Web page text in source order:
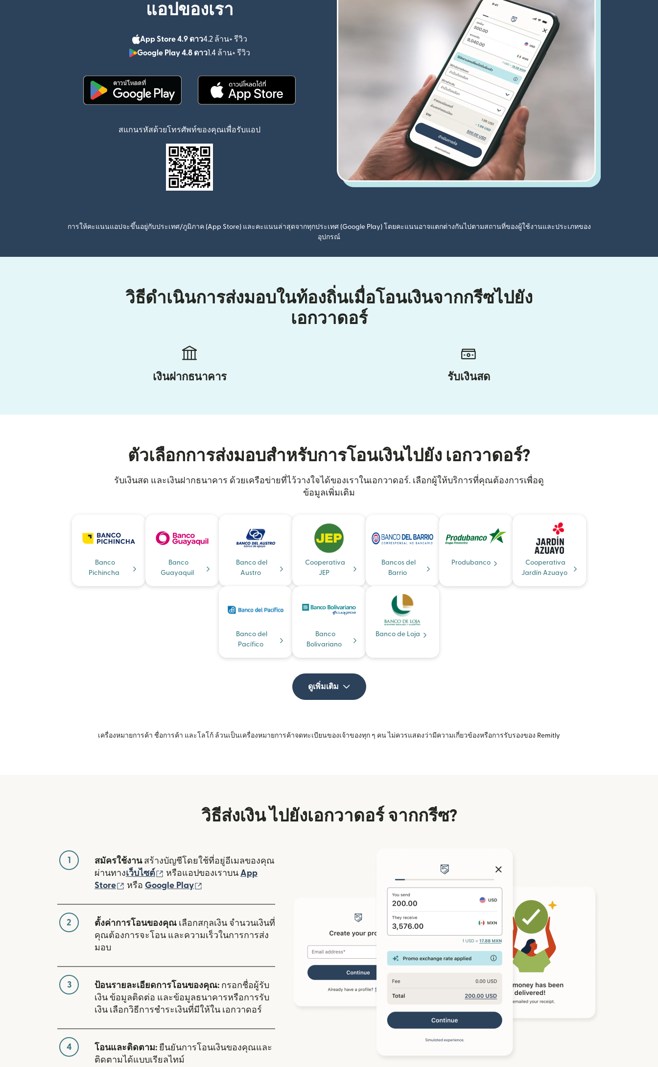
แอปของเรา
App Store 4.9 ดาว4.2 ล้าน+ รีวิว
(เปิดในหน้าต่างใหม่)
Google Play 4.8 ดาว1.4 ล้าน+ รีวิว
(เปิดในหน้าต่างใหม่)
สแกนรหัสด้วยโทรศัพท์ของคุณเพื่อรับแอป
การให้คะแนนแอปจะขึ้นอยู่กับประเทศ/ภูมิภาค (App Store) และคะแนนล่าสุดจากทุกประเทศ (Google Play) โดยคะแนนอาจแตกต่างกันไปตามสถานที่ของผู้ใช้งานและประเภทของ
อุปกรณ์
วิธีดำเนินการส่งมอบในท้องถิ่นเมื่อโอนเงินจากกรีซไปยัง
เอกวาดอร์
เงินฝากธนาคาร รับเงินสด
ตัวเลือกการส่งมอบสำหรับการโอนเงินไปยัง เอกวาดอร์?
รับเงินสด และเงินฝากธนาคาร ด้วยเครือข่ายที่ไว้วางใจได้ของเราในเอกวาดอร์. เลือกผู้ให้บริการที่คุณต้องการเพื่อดู
ข้อมูลเพิ่มเติม
Banco
Pichincha
Banco
Guayaquil
Banco del
Austro
Cooperativa
JEP
Bancos del
Barrio
Produbanco
Cooperativa
Jardín Azuayo
Banco del
Pacífico
Banco
Bolivariano
Banco de Loja
ดูเพิ่มเติม
เครื่องหมายการค้า ชื่อการค้า และโลโก้ ล้วนเป็นเครื่องหมายการค้าจดทะเบียนของเจ้าของทุก ๆ คน ไม่ควรแสดงว่ามีความเกี่ยวข้องหรือการรับรองของ Remitly
วิธีส่งเงิน ไปยังเอกวาดอร์ จากกรีซ?
1 สมัครใช้งานสร้างบัญชีโดยใช้ที่อยู่อีเมลของคุณ
ผ่านทางเว็บไซต์ (เปิดในหน้าต่างใหม่)
หรือแอปของเราบน App
Store
(เปิดในหน้าต่างใหม่)
หรือ Google Play
2 ตั้งค่าการโอนของคุณ เลือกสกุลเงิน จำนวนเงินที่
คุณต้องการจะโอน และความเร็วในการการส่ง
มอบ
3 ป้อนรายละเอียดการโอนของคุณ: กรอกชื่อผู้รับ
เงิน ข้อมูลติดต่อ และข้อมูลธนาคารหรือการรับ
เงิน เลือกวิธีการชำระเงินที่มีให้ใน เอกวาดอร์
4 โอนและติดตาม: ยืนยันการโอนเงินของคุณและ
ติดตามได้แบบเรียลไทม์